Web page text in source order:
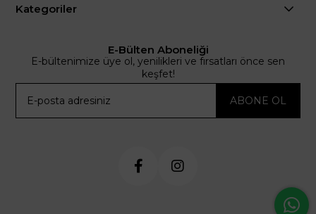
Kategoriler
E-Bülten Aboneliği
E-bültenimize üye ol, yenilikleri ve fırsatları önce sen
keşfet!
ABONE OL